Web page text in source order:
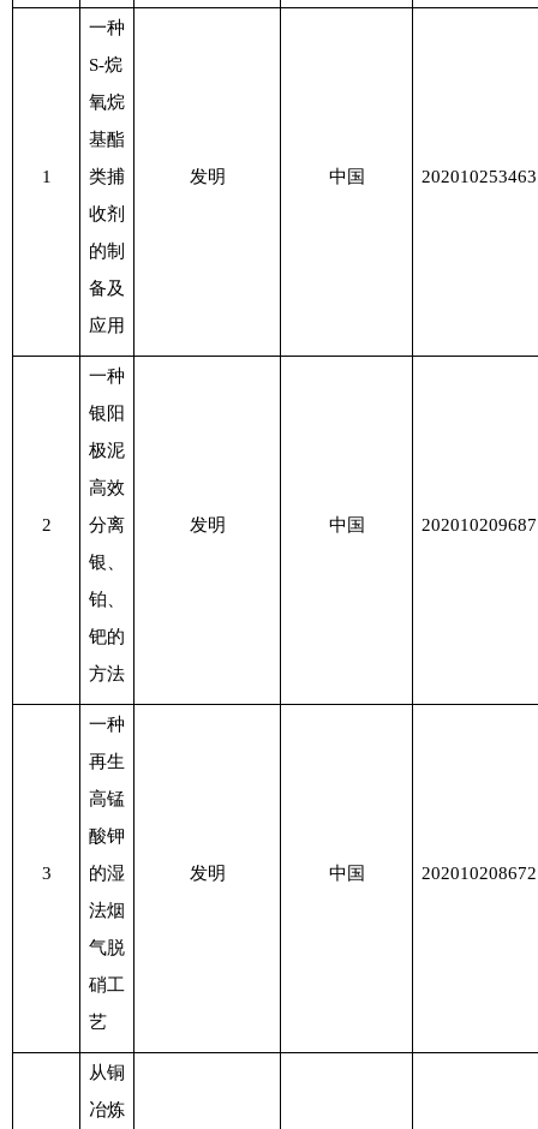
1
一种
S-烷
氧烷
基酯
类捕
收剂
的制
备及
应用
发明 中国
2
一种
银阳
极泥
高效
分离
银、
铂、
钯的
方法
发明 中国
3
一种
再生
高锰
酸钾
的湿
法烟
气脱
硝工
艺
发明 中国
从铜
冶炼